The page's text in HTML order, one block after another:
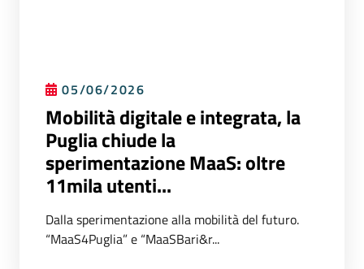
05/06/2026
Mobilità digitale e integrata, la
Puglia chiude la
sperimentazione MaaS: oltre
11mila utenti...
Dalla sperimentazione alla mobilità del futuro.
“MaaS4Puglia” e “MaaSBari&r...